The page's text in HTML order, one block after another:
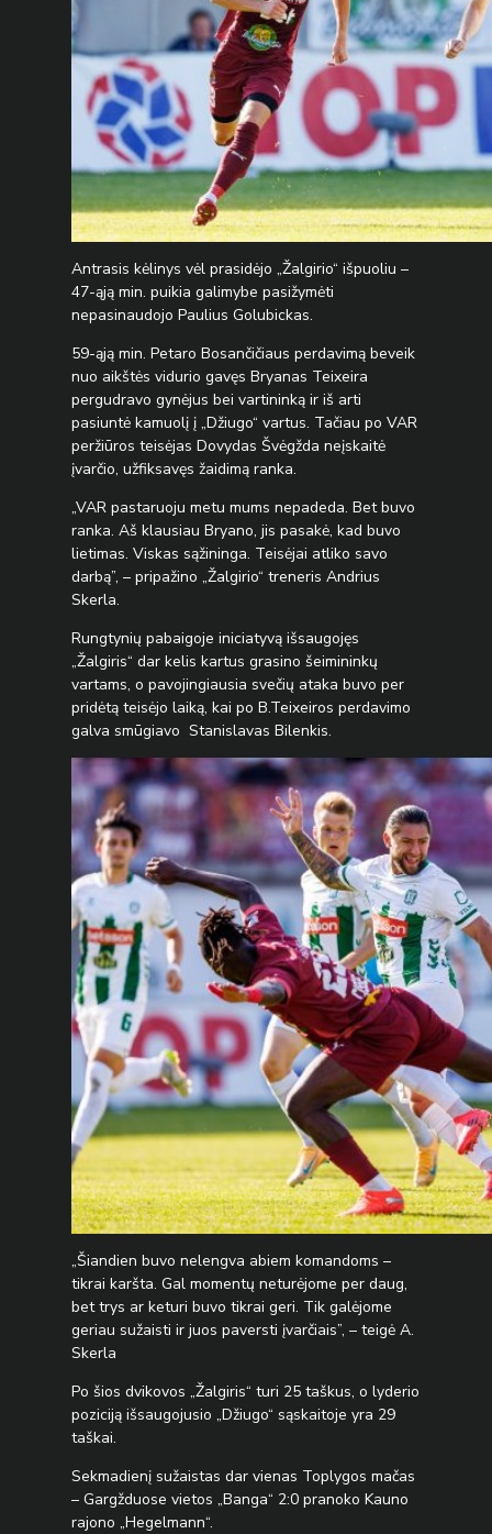
Antrasis kėlinys vėl prasidėjo „Žalgirio“ išpuoliu –
47-ąją min. puikia galimybe pasižymėti
nepasinaudojo Paulius Golubickas.
59-ąją min. Petaro Bosančičiaus perdavimą beveik
nuo aikštės vidurio gavęs Bryanas Teixeira
pergudravo gynėjus bei vartininką ir iš arti
pasiuntė kamuolį į „Džiugo“ vartus. Tačiau po VAR
peržiūros teisėjas Dovydas Švėgžda neįskaitė
įvarčio, užfiksavęs žaidimą ranka.
„VAR pastaruoju metu mums nepadeda. Bet buvo
ranka. Aš klausiau Bryano, jis pasakė, kad buvo
lietimas. Viskas sąžininga. Teisėjai atliko savo
darbą”, – pripažino „Žalgirio“ treneris Andrius
Skerla.
Rungtynių pabaigoje iniciatyvą išsaugojęs
„Žalgiris“ dar kelis kartus grasino šeimininkų
vartams, o pavojingiausia svečių ataka buvo per
pridėtą teisėjo laiką, kai po B.Teixeiros perdavimo
galva smūgiavo Stanislavas Bilenkis.
„Šiandien buvo nelengva abiem komandoms –
tikrai karšta. Gal momentų neturėjome per daug,
bet trys ar keturi buvo tikrai geri. Tik galėjome
geriau sužaisti ir juos paversti įvarčiais”, – teigė A.
Skerla
Po šios dvikovos „Žalgiris“ turi 25 taškus, o lyderio
poziciją išsaugojusio „Džiugo“ sąskaitoje yra 29
taškai.
Sekmadienį sužaistas dar vienas Toplygos mačas
– Gargžduose vietos „Banga“ 2:0 pranoko Kauno
rajono „Hegelmann“.